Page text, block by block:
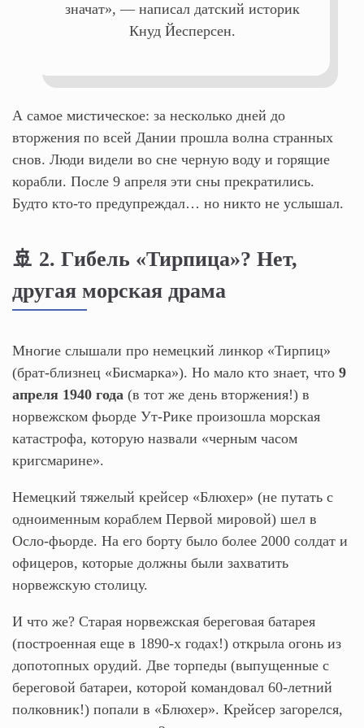
значат», — написал датский историк
Кнуд Йесперсен.
А самое мистическое: за несколько дней до
вторжения по всей Дании прошла волна странных
снов. Люди видели во сне черную воду и горящие
корабли. После 9 апреля эти сны прекратились.
Будто кто-то предупреждал… но никто не услышал.
🚢 2. Гибель «Тирпица»? Нет,
другая морская драма
Многие слышали про немецкий линкор «Тирпиц»
(брат-близнец «Бисмарка»). Но мало кто знает, что 9
апреля 1940 года (в тот же день вторжения!) в
норвежском фьорде Ут-Рике произошла морская
катастрофа, которую назвали «черным часом
кригсмарине».
Немецкий тяжелый крейсер «Блюхер» (не путать с
одноименным кораблем Первой мировой) шел в
Осло-фьорде. На его борту было более 2000 солдат и
офицеров, которые должны были захватить
норвежскую столицу.
И что же? Старая норвежская береговая батарея
(построенная еще в 1890-х годах!) открыла огонь из
допотопных орудий. Две торпеды (выпущенные с
береговой батареи, которой командовал 60-летний
полковник!) попали в «Блюхер». Крейсер загорелся,